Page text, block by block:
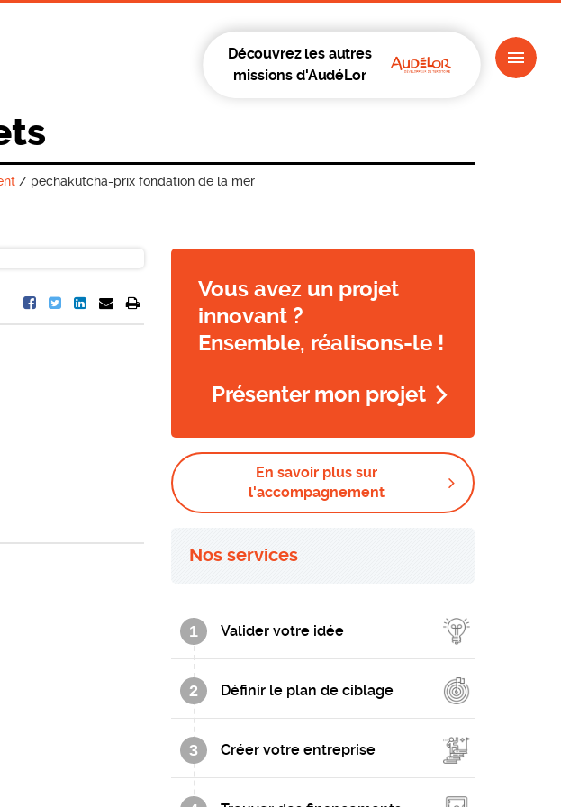
Découvrez les autres
missions d'AudéLor
/ pechakutcha-prix fondation de la mer
Vous avez un projet
innovant ?
Ensemble, réalisons-le !
Présenter mon projet
En savoir plus sur
l'accompagnement
Nos services
1 Valider votre idée
2 Définir le plan de ciblage
3 Créer votre entreprise